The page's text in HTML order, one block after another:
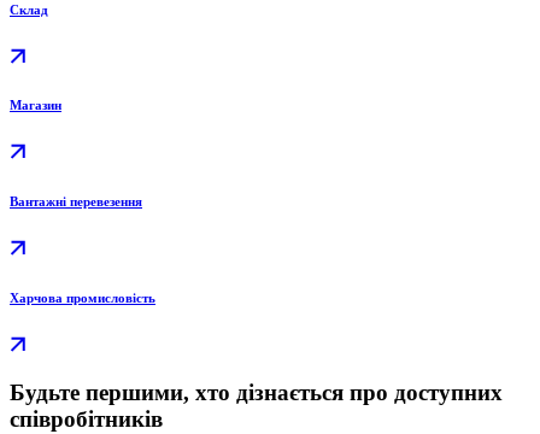
Склад
Магазин
Вантажні перевезення
Харчова промисловість
Будьте першими, хто дізнається про доступних
співробітників